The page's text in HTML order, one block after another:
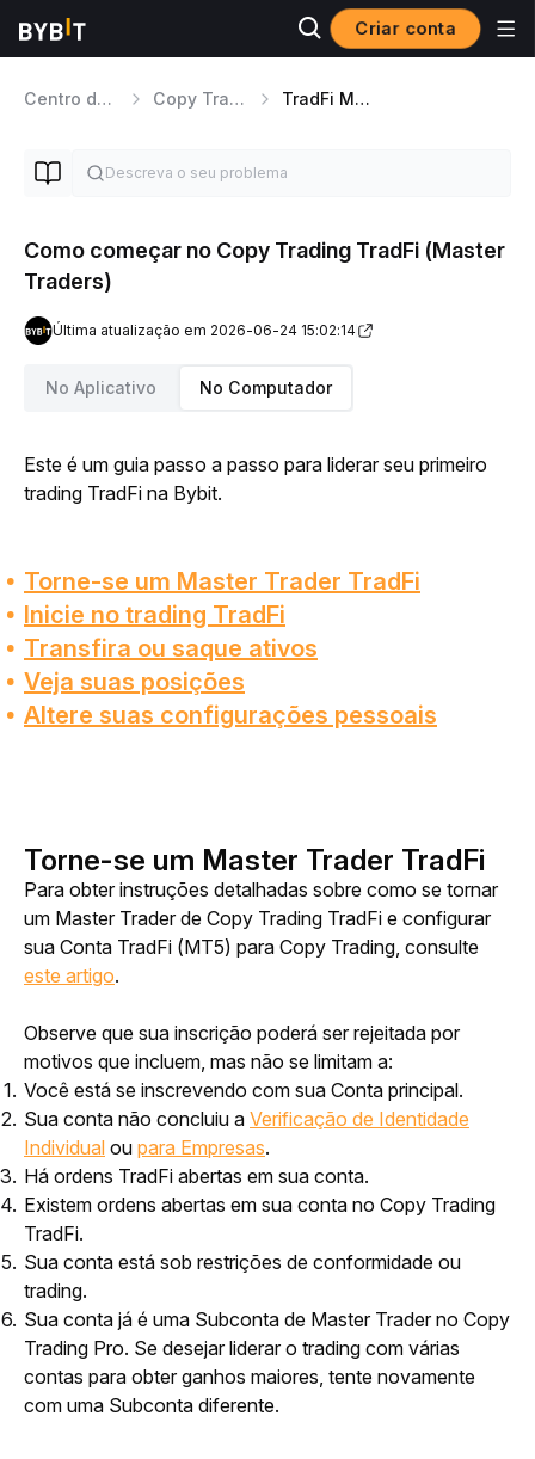
Criar conta
Centro de ajuda Copy Trading TradFi Master Traders
Como começar no Copy Trading TradFi (Master
Traders)
Última atualização em 2026-06-24 15:02:14
No Aplicativo No Computador
Este é um guia passo a passo para liderar seu primeiro
trading TradFi na Bybit.
Torne-se um Master Trader TradFi
Inicie no trading TradFi
Transfira ou saque ativos
Veja suas posições
Altere suas configurações pessoais
Torne-se um Master Trader TradFi
Para obter instruções detalhadas sobre como se tornar
um Master Trader de Copy Trading TradFi e configurar
este artigo.
Observe que sua inscrição poderá ser rejeitada por
motivos que incluem, mas não se limitam a:
Você está se inscrevendo com sua Conta principal.
Sua conta não concluiu a Verificação de Identidade
Individual ou para Empresas.
Há ordens TradFi abertas em sua conta.
Existem ordens abertas em sua conta no Copy Trading
TradFi.
Sua conta está sob restrições de conformidade ou
trading.
Sua conta já é uma Subconta de Master Trader no Copy
Trading Pro. Se desejar liderar o trading com várias
contas para obter ganhos maiores, tente novamente
com uma Subconta diferente.